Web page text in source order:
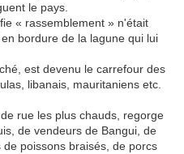
le pays.
« rassemblement » n'était
bordure de la lagune qui lui
est devenu le carrefour des
libanais, mauritaniens etc.
rue les plus chauds, regorge
de vendeurs de Bangui, de
poissons braisés, de porcs